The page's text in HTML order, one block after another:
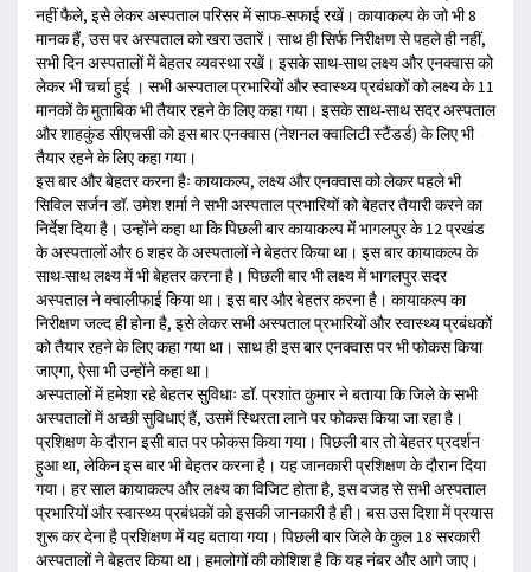
नहीं फैले, इसे लेकर अस्पताल परिसर में साफ-सफाई रखें। कायाकल्प के जो भी 8
मानक हैं, उस पर अस्पताल को खरा उतारें। साथ ही सिर्फ निरीक्षण से पहले ही नहीं,
सभी दिन अस्पतालों में बेहतर व्यवस्था रखें। इसके साथ-साथ लक्ष्य और एनक्वास को
लेकर भी चर्चा हुई । सभी अस्पताल प्रभारियों और स्वास्थ्य प्रबंधकों को लक्ष्य के 11
मानकों के मुताबिक भी तैयार रहने के लिए कहा गया। इसके साथ-साथ सदर अस्पताल
और शाहकुंड सीएचसी को इस बार एनक्वास (नेशनल क्वालिटी स्टैंडर्ड) के लिए भी
तैयार रहने के लिए कहा गया।
इस बार और बेहतर करना हैः कायाकल्प, लक्ष्य और एनक्वास को लेकर पहले भी
सिविल सर्जन डॉ. उमेश शर्मा ने सभी अस्पताल प्रभारियों को बेहतर तैयारी करने का
निर्देश दिया है। उन्होंने कहा था कि पिछली बार कायाकल्प में भागलपुर के 12 प्रखंड
के अस्पतालों और 6 शहर के अस्पतालों ने बेहतर किया था। इस बार कायाकल्प के
साथ-साथ लक्ष्य में भी बेहतर करना है। पिछली बार भी लक्ष्य में भागलपुर सदर
अस्पताल ने क्वालीफाई किया था। इस बार और बेहतर करना है। कायाकल्प का
निरीक्षण जल्द ही होना है, इसे लेकर सभी अस्पताल प्रभारियों और स्वास्थ्य प्रबंधकों
को तैयार रहने के लिए कहा गया था। साथ ही इस बार एनक्वास पर भी फोकस किया
जाएगा, ऐसा भी उन्होंने कहा था।
अस्पतालों में हमेशा रहे बेहतर सुविधाः डॉ. प्रशांत कुमार ने बताया कि जिले के सभी
अस्पतालों में अच्छी सुविधाएं हैं, उसमें स्थिरता लाने पर फोकस किया जा रहा है।
प्रशिक्षण के दौरान इसी बात पर फोकस किया गया। पिछली बार तो बेहतर प्रदर्शन
हुआ था, लेकिन इस बार भी बेहतर करना है। यह जानकारी प्रशिक्षण के दौरान दिया
गया। हर साल कायाकल्प और लक्ष्य का विजिट होता है, इस वजह से सभी अस्पताल
प्रभारियों और स्वास्थ्य प्रबंधकों को इसकी जानकारी है ही। बस उस दिशा में प्रयास
शुरू कर देना है प्रशिक्षण में यह बताया गया। पिछली बार जिले के कुल 18 सरकारी
अस्पतालों ने बेहतर किया था। हमलोगों की कोशिश है कि यह नंबर और आगे जाए।